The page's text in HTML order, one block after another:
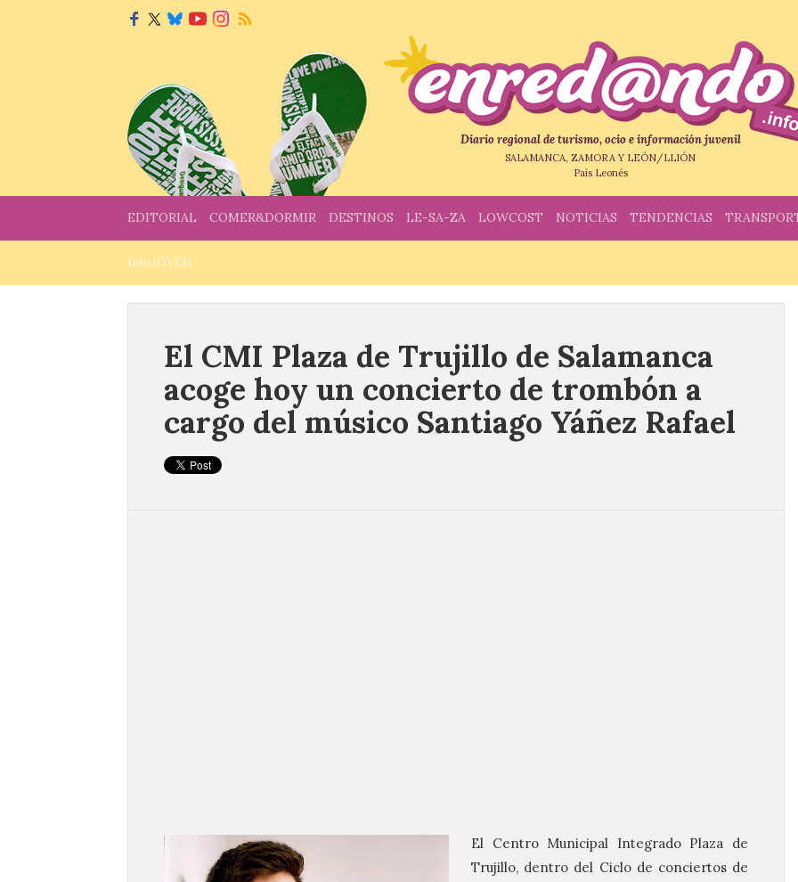
Diario regional de turismo, ocio e información juvenil
SALAMANCA, ZAMORA Y LEÓN/LLIÓN
País Leonés
EDITORIAL COMER&DORMIR DESTINOS LE-SA-ZA LOWCOST NOTICIAS TENDENCIAS
InfoJOVEN
El CMI Plaza de Trujillo de Salamanca
acoge hoy un concierto de trombón a
cargo del músico Santiago Yáñez Rafael
El Centro Municipal Integrado Plaza de
Trujillo, dentro del Ciclo de conciertos de